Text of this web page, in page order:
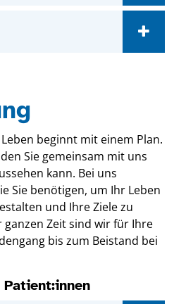
beginnt mit einem Plan.
Sie gemeinsam mit uns
kann. Bei uns
Sie benötigen, um Ihr Leben
und Ihre Ziele zu
Zeit sind wir für Ihre
bis zum Beistand bei